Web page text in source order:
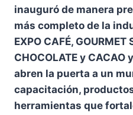
inauguró de manera
más completo de la
EXPO CAFÉ, GOURMET
CHOCOLATE y CACAO
abren la puerta a un
capacitación,
herramientas que